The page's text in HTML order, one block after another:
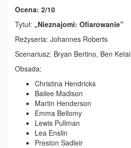
Ocena: 2/10
Tytuł: „Nieznajomi: Ofiarowanie”
Reżyseria: Johannes Roberts
Scenariusz: Bryan Bertino, Ben Ketai
Obsada:
Christina Hendricks
Bailee Madison
Martin Henderson
Emma Bellomy
Lewis Pullman
Lea Enslin
Preston Sadleir